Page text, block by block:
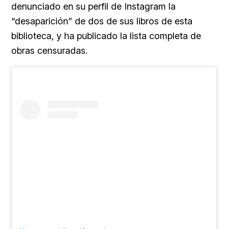
denunciado en su perfil de Instagram la
“desaparición” de dos de sus libros de esta
biblioteca, y ha publicado la lista completa de
obras censuradas.